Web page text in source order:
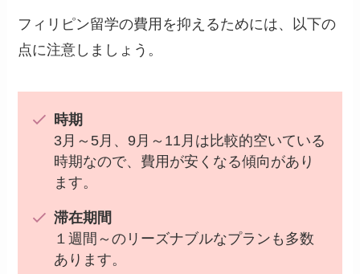
フィリピン留学の費用を抑えるためには、以下の
点に注意しましょう。
時期
3月～5月、9月～11月は比較的空いている
時期なので、費用が安くなる傾向があり
ます。
滞在期間
１週間～のリーズナブルなプランも多数
あります。